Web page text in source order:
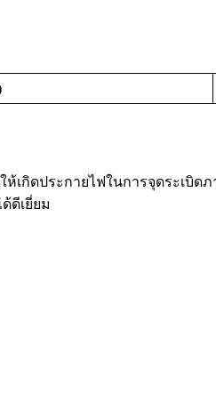
เกิดประกายไฟในการจุดระเบิด
ดีเยี่ยม